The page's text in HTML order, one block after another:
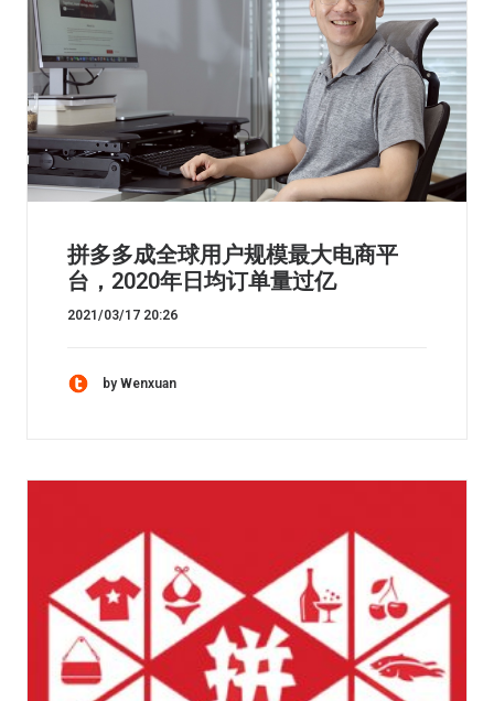
拼多多成全球用户规模最大电商平
台，2020年日均订单量过亿
2021/03/17 20:26
by Wenxuan